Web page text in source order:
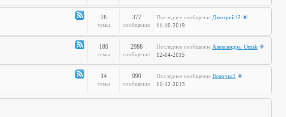
-
Галопом
Канал
-
Стальная
28
темы
377
сообщения
Последнее сообщение Дмитрий12
11-10-2019
Канал
-
186
темы
2988
сообщения
Последнее сообщение Александра_Omsk
12-04-2015
Канал
-
14
темы
990
сообщения
Последнее сообщение Вовочка1
11-12-2013